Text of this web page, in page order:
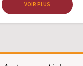
VOIR PLUS